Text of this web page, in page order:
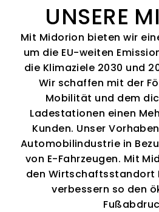
UNSERE
Mit Midorion bieten wir
um die EU-weiten
die Klimaziele 2030 und
Wir schaffen mit der
Mobilität und dem
Ladestationen einen
Kunden. Unser
Automobilindustrie in
von E-Fahrzeugen. Mit
den Wirtschaftsstandort
verbessern so den